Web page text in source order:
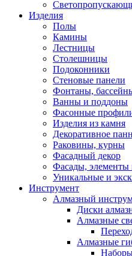
Изделия
Полы
Камины
Лестницы
Столешницы
Подоконники
Стеновые панели
Фонтаны,
Ванны и поддоны
Фасонные
Изделия из камня
Декоративное
Раковины, курны
Фасадный декор
Фасады,
Уникальные и
Инструмент
Алмазный
Диски
Алмазные
Алмазные